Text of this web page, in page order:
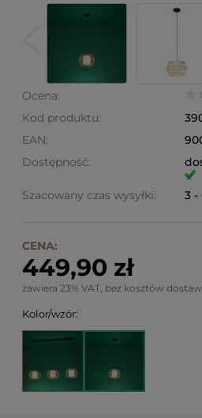
Ocena:
Kod produktu:
EAN:
Dostępność:
Szacowany czas wysyłki: 3 -
CENA:
449,90 zł
zawiera 23% VAT, bez kosztów
Kolor/wzór: